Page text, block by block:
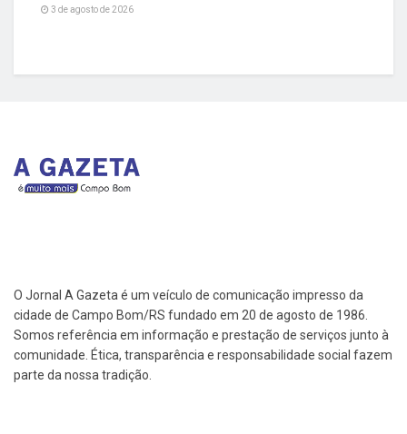
3 de agosto de 2026
O Jornal A Gazeta é um veículo de comunicação impresso da
cidade de Campo Bom/RS fundado em 20 de agosto de 1986.
Somos referência em informação e prestação de serviços junto à
comunidade. Ética, transparência e responsabilidade social fazem
parte da nossa tradição.